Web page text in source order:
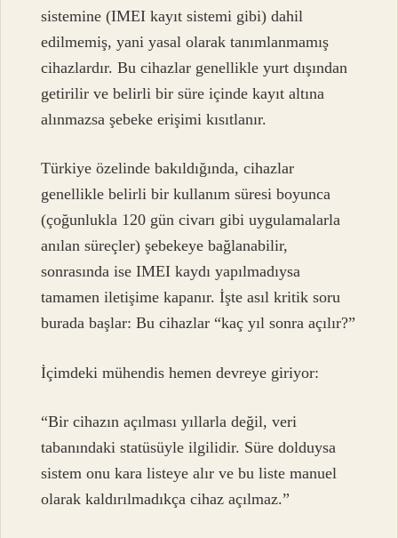
sistemine (IMEI kayıt sistemi gibi) dahil
edilmemiş, yani yasal olarak tanımlanmamış
cihazlardır. Bu cihazlar genellikle yurt dışından
getirilir ve belirli bir süre içinde kayıt altına
alınmazsa şebeke erişimi kısıtlanır.
Türkiye özelinde bakıldığında, cihazlar
genellikle belirli bir kullanım süresi boyunca
(çoğunlukla 120 gün civarı gibi uygulamalarla
anılan süreçler) şebekeye bağlanabilir,
sonrasında ise IMEI kaydı yapılmadıysa
tamamen iletişime kapanır. İşte asıl kritik soru
burada başlar: Bu cihazlar “kaç yıl sonra açılır?”
İçimdeki mühendis hemen devreye giriyor:
“Bir cihazın açılması yıllarla değil, veri
tabanındaki statüsüyle ilgilidir. Süre dolduysa
sistem onu kara listeye alır ve bu liste manuel
olarak kaldırılmadıkça cihaz açılmaz.”